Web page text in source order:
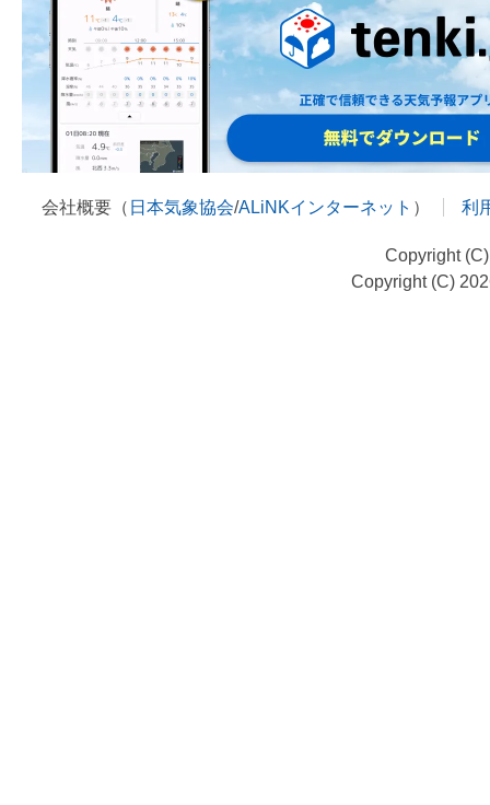
会社概要（ 日本気象協会/ALiNKインターネット ） 利
Copyright
Copyright (C)